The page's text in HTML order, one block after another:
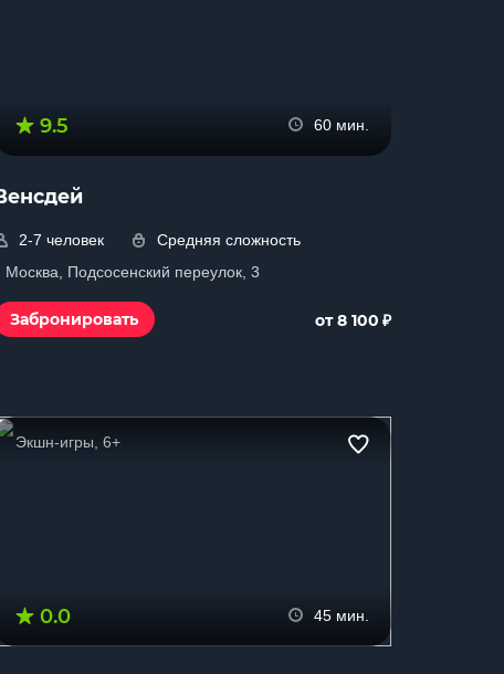
9.5 60 мин.
2-7 человек
Средняя сложность
Москва, Подсосенский переулок, 3
Забронировать от 8 100 ₽
Экшн-игры, 6+
0.0 45 мин.